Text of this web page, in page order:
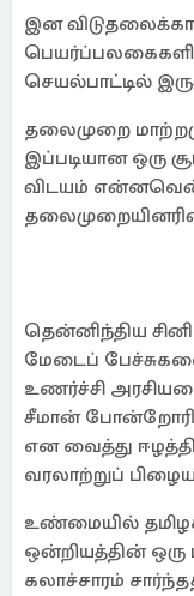
இன
செயல்பாட்டில்
தலைமுறை
இப்படியான ஒரு
விடயம்
தென்னிந்திய
மேடைப்
உணர்ச்சி
சீமான்
என வைத்து
வரலாற்றுப்
உண்மையில்
ஒன்றியத்தின் ஒரு
கலாச்சாரம்